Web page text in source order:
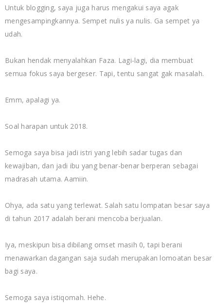
Untuk blogging, saya juga harus mengakui saya agak
mengesampingkannya. Sempet nulis ya nulis. Ga sempet ya
udah.
Bukan hendak menyalahkan Faza. Lagi-lagi, dia membuat
semua fokus saya bergeser. Tapi, tentu sangat gak masalah.
Emm, apalagi ya.
Soal harapan untuk 2018.
Semoga saya bisa jadi istri yang lebih sadar tugas dan
kewajiban, dan jadi ibu yang benar-benar berperan sebagai
madrasah utama. Aamiin.
Ohya, ada satu yang terlewat. Salah satu lompatan besar saya
di tahun 2017 adalah berani mencoba berjualan.
Iya, meskipun bisa dibilang omset masih 0, tapi berani
menawarkan dagangan saja sudah merupakan lomoatan besar
bagi saya.
Semoga saya istiqomah. Hehe.